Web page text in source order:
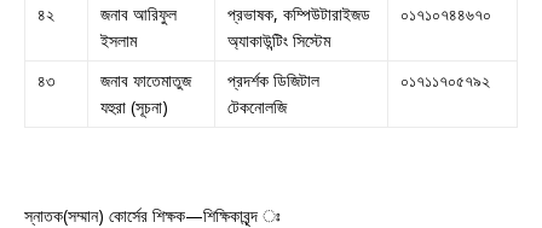
৪২
জনাব আরিফুল
ইসলাম
প্রভাষক, কম্পিউটারাইজড
অ্যাকাউন্টিং সিস্টেম
০১৭১০৭৪৪৬৭০
৪৩
জনাব ফাতেমাতুজ
যহুরা (সূচনা)
প্রদর্শক ডিজিটাল
টেকনোলজি
০১৭১১৭০৫৭৯২
স্নাতক(সম্মান) কোর্সের শিক্ষক—শিক্ষিকাবৃন্দ ঃ